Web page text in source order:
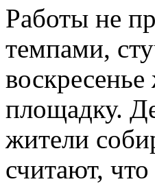
Работы не
темпами,
площадку.
жители
считают,